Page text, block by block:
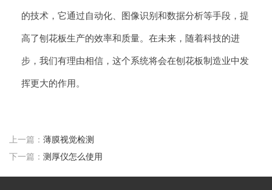
的技术，它通过自动化、图像识别和数据分析等手段，提
高了刨花板生产的效率和质量。在未来，随着科技的进
步，我们有理由相信，这个系统将会在刨花板制造业中发
挥更大的作用。
上一篇： 薄膜视觉检测
下一篇： 测厚仪怎么使用